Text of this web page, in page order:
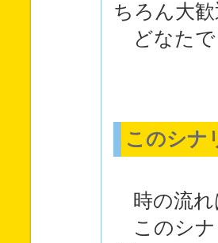
ちろん大
どなたで
このシナ
時の流れ
このシナ